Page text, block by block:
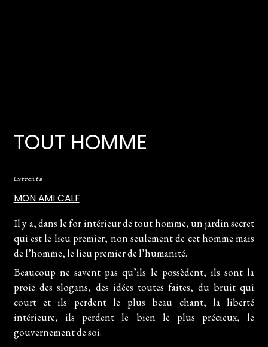
TOUT HOMME
Extraits
MON AMI CALF
Il y a, dans le for intérieur de tout homme, un jardin secret
qui est le lieu premier, non seulement de cet homme mais
de l’homme, le lieu premier de l’humanité.
Beaucoup ne savent pas qu’ils le possèdent, ils sont la
proie des slogans, des idées toutes faites, du bruit qui
court et ils perdent le plus beau chant, la liberté
intérieure, ils perdent le bien le plus précieux, le
gouvernement de soi.